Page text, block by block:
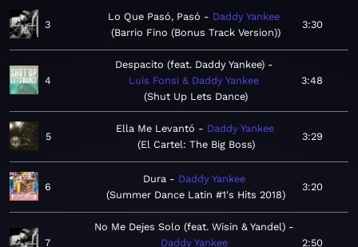
3
Lo Que Pasó, Pasó
Daddy Yankee
Barrio Fino (Bonus Track Version)
3:30
4
Despacito (feat. Daddy Yankee)
Luis Fonsi & Daddy Yankee
Shut Up Lets Dance
3:48
5
Ella Me Levantó
Daddy Yankee
El Cartel: The Big Boss
3:29
6
Dura
Daddy Yankee
Summer Dance Latin #1's Hits 2018
3:20
7
No Me Dejes Solo (feat. Wisin & Yandel)
Daddy Yankee
2:50